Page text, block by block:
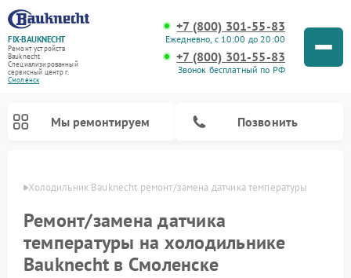
FIX-BAUKNECHT
Ремонт устройств
Bauknecht
Специализированный
cервисный центр г.
Смоленск
+7 (800) 301-55-83
Ежедневно, с 10:00 до 20:00
+7 (800) 301-55-83
Звонок бесплатный по РФ
Мы ремонтируем Позвонить
Холодильник Bauknecht ремонт/замена датчика температуры
Ремонт/замена датчика
температуры на холодильнике
Bauknecht в Смоленске